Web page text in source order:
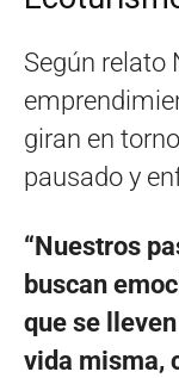
Según relato
giran en
pausado y
“Nuestros
buscan
que se
vida misma,